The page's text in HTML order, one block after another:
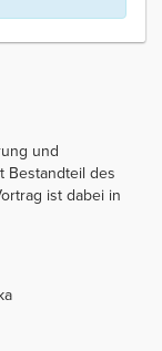
und
Bestandteil des
ist dabei in